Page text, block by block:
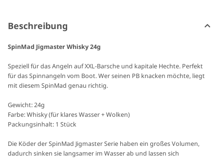
Beschreibung
SpinMad Jigmaster Whisky 24g
Speziell für das Angeln auf XXL-Barsche und kapitale Hechte. Perfekt
für das Spinnangeln vom Boot. Wer seinen PB knacken möchte, liegt
mit diesem SpinMad genau richtig.
Gewicht: 24g
Farbe: Whisky (für klares Wasser + Wolken)
Packungsinhalt: 1 Stück
Die Köder der SpinMad Jigmaster Serie haben ein großes Volumen,
dadurch sinken sie langsamer im Wasser ab und lassen sich